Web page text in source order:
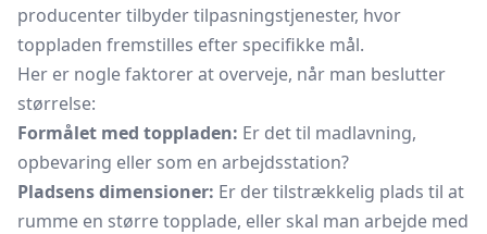
producenter tilbyder tilpasningstjenester, hvor
toppladen fremstilles efter specifikke mål.
Her er nogle faktorer at overveje, når man beslutter
størrelse:
Formålet med toppladen: Er det til madlavning,
opbevaring eller som en arbejdsstation?
Pladsens dimensioner: Er der tilstrækkelig plads til at
rumme en større topplade, eller skal man arbejde med